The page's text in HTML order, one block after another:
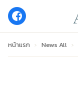
หน้าแรก › News All ›